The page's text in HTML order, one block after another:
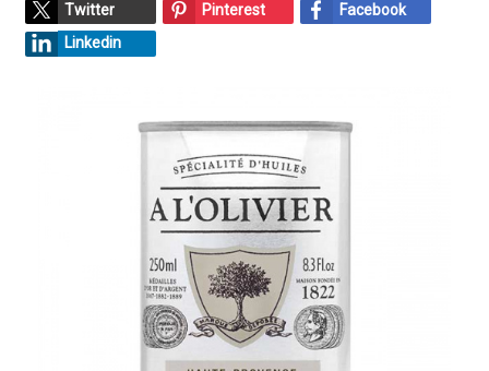
Twitter Pinterest
Facebook
Linkedin